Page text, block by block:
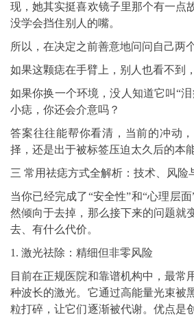
现，她其实挺喜欢镜子里那个有一点
没学会挡住别人的嘴。
所以，在决定之前善意地问问自己两
如果这颗痣在手臂上，别人也看不到
如果你换一个环境，没人知道它叫“
小痣，你还会介意吗？
答案往往能帮你看清，当前的冲动
择，还是出于被标签压迫太久后的本
三 常用祛痣方式全解析：技术、风险
当你已经完成了“安全性”和“心理层
然倾向于去掉，那么接下来的问题就
去、有什么代价。
1. 激光祛除：精细但非零风险
目前在正规医院和靠谱机构中，最常
种波长的激光。它通过高能量光束被
粒打碎，让它们逐渐被代谢。优点是